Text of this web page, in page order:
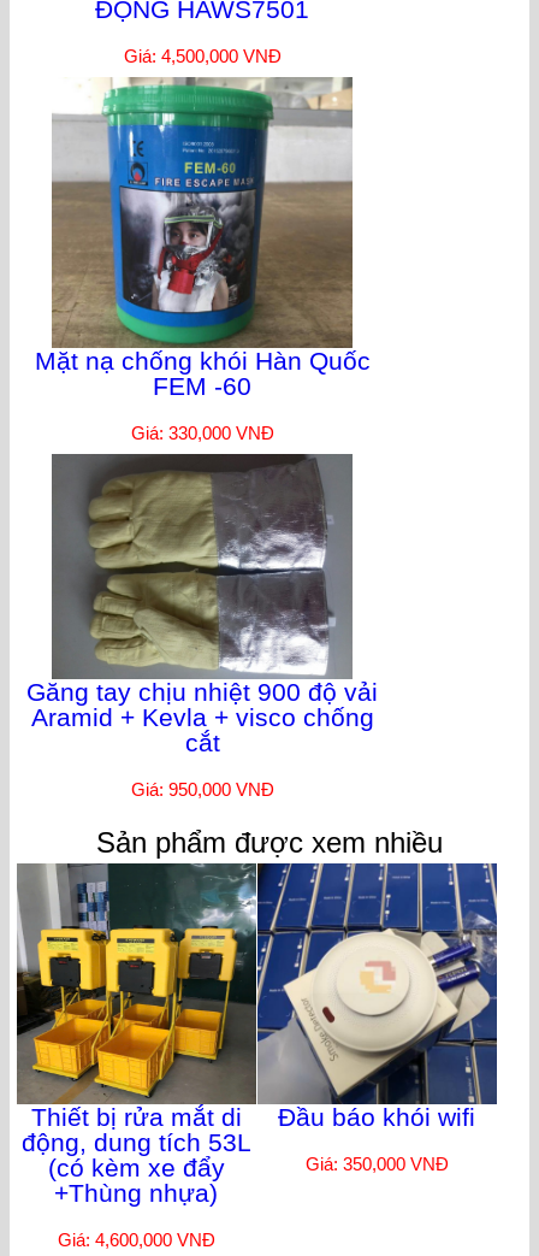
ĐỘNG HAWS7501
Giá: 4,500,000 VNĐ
Mặt nạ chống khói Hàn Quốc
FEM -60
Giá: 330,000 VNĐ
Găng tay chịu nhiệt 900 độ vải
Aramid + Kevla + visco chống
cắt
Giá: 950,000 VNĐ
Sản phẩm được xem nhiều
Thiết bị rửa mắt di
động, dung tích 53L
(có kèm xe đẩy
+Thùng nhựa)
Giá: 4,600,000 VNĐ
Đầu báo khói wifi
Giá: 350,000 VNĐ